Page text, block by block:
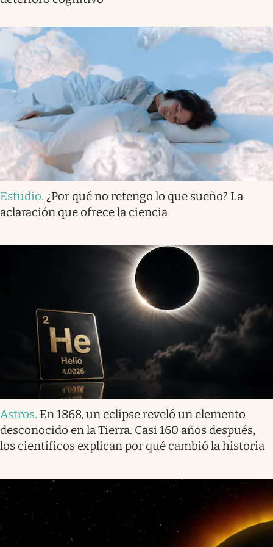
Estudio. ¿Por qué no retengo lo que sueño? La
aclaración que ofrece la ciencia
Astros. En 1868, un eclipse reveló un elemento
desconocido en la Tierra. Casi 160 años después,
los científicos explican por qué cambió la historia